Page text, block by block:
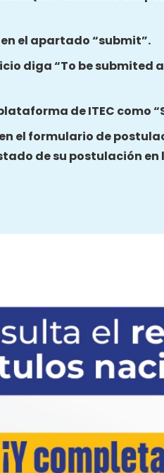
el apartado “submit”.
diga “To be submited
de ITEC como
el formulario de
de su postulación en